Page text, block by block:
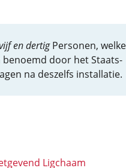
en dertigPersonen, welke
door het Staats-
na deszelfs installatie.
Ligchaam